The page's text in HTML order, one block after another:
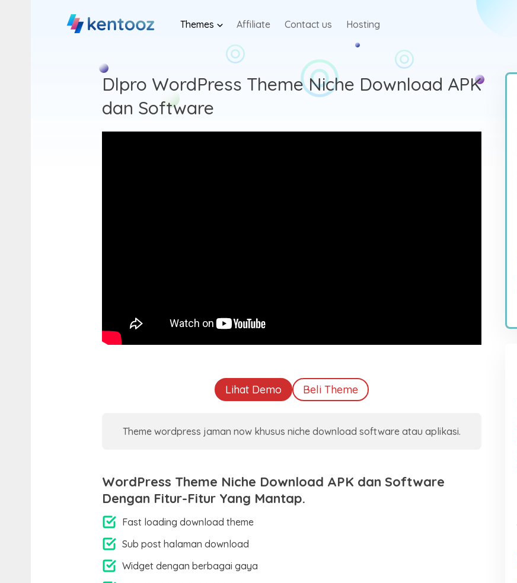
Themes Affiliate Contact us Hosting
Dlpro WordPress Theme Niche Download APK
dan Software
Lihat Demo Beli Theme
Theme wordpress jaman now khusus niche download software atau aplikasi.
WordPress Theme Niche Download APK dan Software
Dengan Fitur-Fitur Yang Mantap.
Fast loading download theme
Sub post halaman download
Widget dengan berbagai gaya